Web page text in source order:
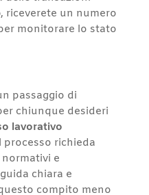
riceverete un numero
monitorare lo stato
passaggio di
chiunque desideri
lavorativo
processo richieda
e
chiara e
compito meno